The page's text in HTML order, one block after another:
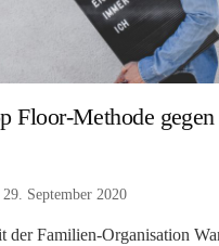
Floor-Methode
29. September 2020
der Familien-Organisation